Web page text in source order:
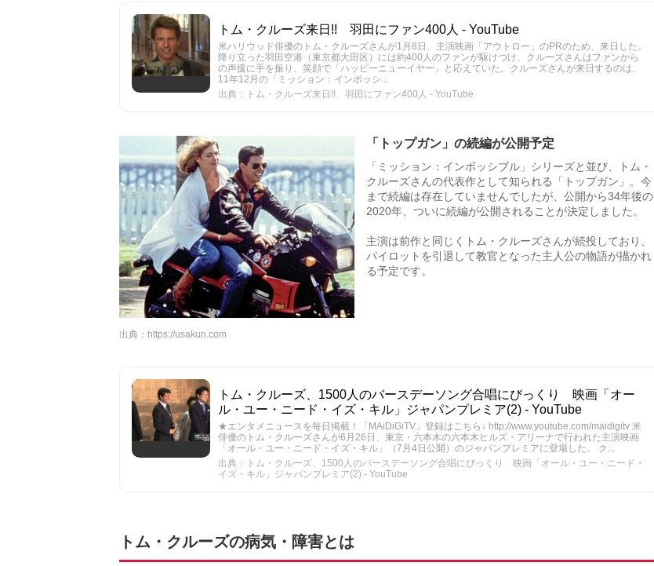
トム・クルーズ来日!! 羽田にファン400人 - YouTube
米ハリウッド俳優のトム・クルーズさんが1月8日、主演映画「アウトロー」のPRのため、来日した。
降り立った羽田空港（東京都大田区）には約400人のファンが駆けつけ、クルーズさんはファンから
の声援に手を振り、笑顔で「ハッピーニューイヤー」と応えていた。クルーズさんが来日するのは、
11年12月の「ミッション：インポッシ...
出典：トム・クルーズ来日!! 羽田にファン400人 - YouTube
「トップガン」の続編が公開予定
「ミッション：インポッシブル」シリーズと並び、トム・
クルーズさんの代表作として知られる「トップガン」。今
まで続編は存在していませんでしたが、公開から34年後の
2020年、ついに続編が公開されることが決定しました。
主演は前作と同じくトム・クルーズさんが続投しており、
パイロットを引退して教官となった主人公の物語が描かれ
る予定です。
出典： https://usakun.com
トム・クルーズ、1500人のバースデーソング合唱にびっくり 映画「オー
ル・ユー・ニード・イズ・キル」ジャパンプレミア(2) - YouTube
★エンタメニュースを毎日掲載！「MAiDiGiTV」登録はこちら↓ http://www.youtube.com/maidigitv 米
俳優のトム・クルーズさんが6月26日、東京・六本木の六本木ヒルズ・アリーナで行われた主演映画
「オール・ユー・ニード・イズ・キル」（7月4日公開）のジャパンプレミアに登場した。 ク...
出典：トム・クルーズ、1500人のバースデーソング合唱にびっくり 映画「オール・ユー・ニード・
イズ・キル」ジャパンプレミア(2) - YouTube
トム・クルーズの病気・障害とは